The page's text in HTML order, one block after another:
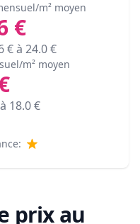
m² moyen
€
€ à 24.0€
m² moyen
18.0€
prix au